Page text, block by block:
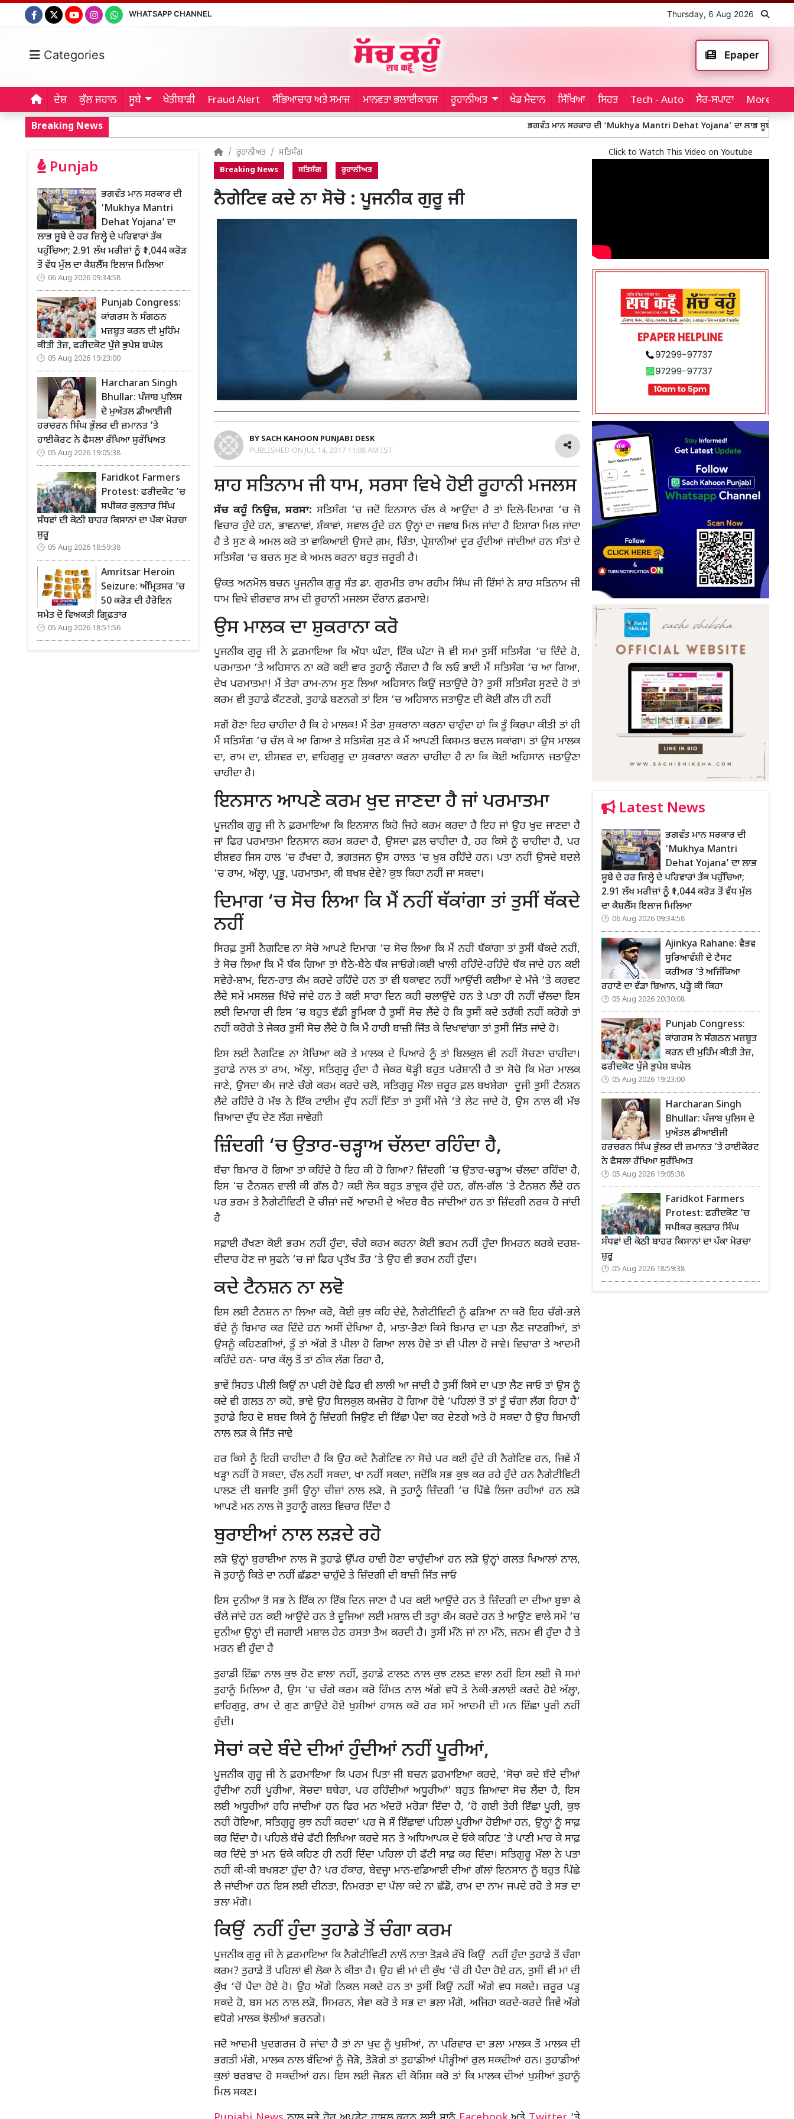
WHATSAPP CHANNEL Thursday, 6 Aug 2026
Categories Epaper
ਦੇਸ਼ ਕੁੱਲ ਜਹਾਨ ਸੂਬੇ ਖੇਤੀਬਾੜੀ Fraud Alert ਸੱਭਿਆਚਾਰ ਅਤੇ ਸਮਾਜ ਮਾਨਵਤਾ ਭਲਾਈਕਾਰਜ ਰੂਹਾਨੀਅਤ ਖੇਡ ਮੈਦਾਨ ਸਿੱਖਿਆ ਸਿਹਤ Tech - Auto ਸੈਰ-ਸਪਾਟਾ More...
Breaking News ਭਗਵੰਤ ਮਾਨ ਸਰਕਾਰ ਦੀ ‘Mukhya Mantri Dehat Yojana’ ਦਾ ਲਾਭ ਸੂਬੇ ਦੇ ਹਰ ਜ਼ਿਲ੍ਹੇ ਦੇ
Punjab
ਭਗਵੰਤ ਮਾਨ ਸਰਕਾਰ ਦੀ
‘Mukhya Mantri
Dehat Yojana’ ਦਾ
ਲਾਭ ਸੂਬੇ ਦੇ ਹਰ ਜ਼ਿਲ੍ਹੇ ਦੇ ਪਰਿਵਾਰਾਂ ਤੱਕ
ਪਹੁੰਚਿਆ; 2.91 ਲੱਖ ਮਰੀਜ਼ਾਂ ਨੂੰ ₹1,044 ਕਰੋੜ
ਤੋਂ ਵੱਧ ਮੁੱਲ ਦਾ ਕੈਸ਼ਲੈੱਸ ਇਲਾਜ ਮਿਲਿਆ
06 Aug 2026 09:34:58
Punjab Congress:
ਕਾਂਗਰਸ ਨੇ ਸੰਗਠਨ
ਮਜ਼ਬੂਤ ਕਰਨ ਦੀ ਮੁਹਿੰਮ
ਕੀਤੀ ਤੇਜ਼, ਫਰੀਦਕੋਟ ਪੁੱਜੇ ਭੁਪੇਸ਼ ਬਘੇਲ
05 Aug 2026 19:23:00
Harcharan Singh
Bhullar: ਪੰਜਾਬ ਪੁਲਿਸ
ਦੇ ਮੁਅੱਤਲ ਡੀਆਈਜੀ
ਹਰਚਰਨ ਸਿੰਘ ਭੁੱਲਰ ਦੀ ਜ਼ਮਾਨਤ ’ਤੇ
ਹਾਈਕੋਰਟ ਨੇ ਫੈਸਲਾ ਰੱਖਿਆ ਸੁਰੱਖਿਅਤ
05 Aug 2026 19:05:38
Faridkot Farmers
Protest: ਫਰੀਦਕੋਟ ’ਚ
ਸਪੀਕਰ ਕੁਲਤਾਰ ਸਿੰਘ
ਸੰਧਵਾਂ ਦੀ ਕੋਠੀ ਬਾਹਰ ਕਿਸਾਨਾਂ ਦਾ ਪੱਕਾ ਮੋਰਚਾ
ਸ਼ੁਰੂ
05 Aug 2026 18:59:38
Amritsar Heroin
Seizure: ਅੰਮ੍ਰਿਤਸਰ ’ਚ
50 ਕਰੋੜ ਦੀ ਹੈਰੋਇਨ
ਸਮੇਤ ਦੋ ਵਿਅਕਤੀ ਗ੍ਰਿਫ਼ਤਾਰ
05 Aug 2026 18:51:56
ਰੂਹਾਨੀਅਤ ਸਤਿਸੰਗ
Breaking News ਸਤਿਸੰਗ ਰੂਹਾਨੀਅਤ
ਨੈਗੇਟਿਵ ਕਦੇ ਨਾ ਸੋਚੋ : ਪੂਜਨੀਕ ਗੁਰੂ ਜੀ
BY SACH KAHOON PUNJABI DESK
PUBLISHED ON JUL 14, 2017 11:08 AM IST
ਸ਼ਾਹ ਸਤਿਨਾਮ ਜੀ ਧਾਮ, ਸਰਸਾ ਵਿਖੇ ਹੋਈ ਰੂਹਾਨੀ ਮਜਲਸ
ਸੱਚ ਕਹੂੰ ਨਿਊਜ਼, ਸਰਸਾ: ਸਤਿਸੰਗ ‘ਚ ਜਦੋਂ ਇਨਸਾਨ ਚੱਲ ਕੇ ਆਉਂਦਾ ਹੈ ਤਾਂ ਦਿਲੋ-ਦਿਮਾਗ ‘ਚ ਜੋ
ਵਿਚਾਰ ਹੁੰਦੇ ਹਨ, ਭਾਵਨਾਵਾਂ, ਸ਼ੰਕਾਵਾਂ, ਸਵਾਲ ਹੁੰਦੇ ਹਨ ਉਨ੍ਹਾਂ ਦਾ ਜਵਾਬ ਮਿਲ ਜਾਂਦਾ ਹੈ ਇਸ਼ਾਰਾ ਮਿਲ ਜਾਂਦਾ
ਹੈ ਤੇ ਸੁਣ ਕੇ ਅਮਲ ਕਰੋ ਤਾਂ ਵਾਕਿਆਈ ਉਸਦੇ ਗ਼ਮ, ਚਿੰਤਾ, ਪ੍ਰੇਸ਼ਾਨੀਆਂ ਦੂਰ ਹੁੰਦੀਆਂ ਜਾਂਦੀਆਂ ਹਨ ਸੰਤਾਂ ਦੇ
ਸਤਿਸੰਗ ‘ਚ ਬਚਨ ਸੁਣ ਕੇ ਅਮਲ ਕਰਨਾ ਬਹੁਤ ਜ਼ਰੂਰੀ ਹੈ।
ਉਕਤ ਅਨਮੋਲ ਬਚਨ ਪੂਜਨੀਕ ਗੁਰੂ ਸੰਤ ਡਾ. ਗੁਰਮੀਤ ਰਾਮ ਰਹੀਮ ਸਿੰਘ ਜੀ ਇੰਸਾਂ ਨੇ ਸ਼ਾਹ ਸਤਿਨਾਮ ਜੀ
ਧਾਮ ਵਿਖੇ ਵੀਰਵਾਰ ਸ਼ਾਮ ਦੀ ਰੂਹਾਨੀ ਮਜਲਸ ਦੌਰਾਨ ਫ਼ਰਮਾਏ।
ਉਸ ਮਾਲਕ ਦਾ ਸ਼ੁਕਰਾਨਾ ਕਰੋ
ਪੂਜਨੀਕ ਗੁਰੂ ਜੀ ਨੇ ਫ਼ਰਮਾਇਆ ਕਿ ਅੱਧਾ ਘੰਟਾ, ਇੱਕ ਘੰਟਾ ਜੋ ਵੀ ਸਮਾਂ ਤੁਸੀਂ ਸਤਿਸੰਗ ‘ਚ ਦਿੰਦੇ ਹੋ,
ਪਰਮਾਤਮਾ ‘ਤੇ ਅਹਿਸਾਨ ਨਾ ਕਰੋ ਕਈ ਵਾਰ ਤੁਹਾਨੂੰ ਲੱਗਦਾ ਹੈ ਕਿ ਲਓ ਭਾਈ ਮੈਂ ਸਤਿਸੰਗ ‘ਚ ਆ ਗਿਆ,
ਦੇਖ ਪਰਮਾਤਮਾ! ਮੈਂ ਤੇਰਾ ਰਾਮ-ਨਾਮ ਸੁਣ ਲਿਆ ਅਹਿਸਾਨ ਕਿਉਂ ਜਤਾਉਂਦੇ ਹੋ? ਤੁਸੀਂ ਸਤਿਸੰਗ ਸੁਣਦੇ ਹੋ ਤਾਂ
ਕਰਮ ਵੀ ਤੁਹਾਡੇ ਕੱਟਣਗੇ, ਤੁਹਾਡੇ ਬਣਨਗੇ ਤਾਂ ਇਸ ‘ਚ ਅਹਿਸਾਨ ਜਤਾਉਣ ਦੀ ਕੋਈ ਗੱਲ ਹੀ ਨਹੀਂ
ਸਗੋਂ ਹੋਣਾ ਇਹ ਚਾਹੀਦਾ ਹੈ ਕਿ ਹੇ ਮਾਲਕ! ਮੈਂ ਤੇਰਾ ਸ਼ੁਕਰਾਨਾ ਕਰਨਾ ਚਾਹੁੰਦਾ ਹਾਂ ਕਿ ਤੂੰ ਕਿਰਪਾ ਕੀਤੀ ਤਾਂ ਹੀ
ਮੈਂ ਸਤਿਸੰਗ ‘ਚ ਚੱਲ ਕੇ ਆ ਗਿਆ ਤੇ ਸਤਿਸੰਗ ਸੁਣ ਕੇ ਮੈਂ ਆਪਣੀ ਕਿਸਮਤ ਬਦਲ ਸਕਾਂਗਾ। ਤਾਂ ਉਸ ਮਾਲਕ
ਦਾ, ਰਾਮ ਦਾ, ਈਸ਼ਵਰ ਦਾ, ਵਾਹਿਗੁਰੂ ਦਾ ਸ਼ੁਕਰਾਨਾ ਕਰਨਾ ਚਾਹੀਦਾ ਹੈ ਨਾ ਕਿ ਕੋਈ ਅਹਿਸਾਨ ਜਤਾਉਣਾ
ਚਾਹੀਦਾ ਹੈ।
ਇਨਸਾਨ ਆਪਣੇ ਕਰਮ ਖੁਦ ਜਾਣਦਾ ਹੈ ਜਾਂ ਪਰਮਾਤਮਾ
ਪੂਜਨੀਕ ਗੁਰੂ ਜੀ ਨੇ ਫ਼ਰਮਾਇਆ ਕਿ ਇਨਸਾਨ ਕਿਹੋ ਜਿਹੇ ਕਰਮ ਕਰਦਾ ਹੈ ਇਹ ਜਾਂ ਉਹ ਖੁਦ ਜਾਣਦਾ ਹੈ
ਜਾਂ ਫਿਰ ਪਰਮਾਤਮਾ ਇਨਸਾਨ ਕਰਮ ਕਰਦਾ ਹੈ, ਉਸਦਾ ਫ਼ਲ ਚਾਹੀਦਾ ਹੈ, ਹਰ ਕਿਸੇ ਨੂੰ ਚਾਹੀਦਾ ਹੈ, ਪਰ
ਈਸ਼ਵਰ ਜਿਸ ਹਾਲ ‘ਚ ਰੱਖਦਾ ਹੈ, ਭਗਤਜਨ ਉਸ ਹਾਲਤ ‘ਚ ਖੁਸ਼ ਰਹਿੰਦੇ ਹਨ। ਪਤਾ ਨਹੀਂ ਉਸਦੇ ਬਦਲੇ
‘ਚ ਰਾਮ, ਅੱਲ੍ਹਾ, ਪ੍ਰਭੂ, ਪਰਮਾਤਮਾ, ਕੀ ਬਖਸ਼ ਦੇਵੇ? ਕੁਝ ਕਿਹਾ ਨਹੀਂ ਜਾ ਸਕਦਾ।
ਦਿਮਾਗ ‘ਚ ਸੋਚ ਲਿਆ ਕਿ ਮੈਂ ਨਹੀਂ ਥੱਕਾਂਗਾ ਤਾਂ ਤੁਸੀਂ ਥੱਕਦੇ
ਨਹੀਂ
ਸਿਰਫ਼ ਤੁਸੀਂ ਨੈਗਟਿਵ ਨਾ ਸੋਚੋ ਆਪਣੇ ਦਿਮਾਗ ‘ਚ ਸੋਚ ਲਿਆ ਕਿ ਮੈਂ ਨਹੀਂ ਥੱਕਾਂਗਾ ਤਾਂ ਤੁਸੀਂ ਥੱਕਦੇ ਨਹੀਂ,
ਤੇ ਸੋਚ ਲਿਆ ਕਿ ਮੈਂ ਥੱਕ ਗਿਆ ਤਾਂ ਬੈਠੇ-ਬੈਠੇ ਥੱਕ ਜਾਓਗੇ।ਕਈ ਖਾਲੀ ਰਹਿੰਦੇ-ਰਹਿੰਦੇ ਥੱਕ ਜਾਂਦੇ ਹਨ ਕਈ
ਸਵੇਰੇ-ਸ਼ਾਮ, ਦਿਨ-ਰਾਤ ਕੰਮ ਕਰਦੇ ਰਹਿੰਦੇ ਹਨ ਤਾਂ ਵੀ ਥਕਾਵਟ ਨਹੀਂ ਆਉਂਦੀ ਕਈਆਂ ਦੇ ਮੰਜੇ ‘ਤੇ ਕਰਵਟ
ਲੈਂਦੇ ਸਮੇਂ ਮਸਲਜ਼ ਖਿੱਚੇ ਜਾਂਦੇ ਹਨ ਤੇ ਕਈ ਸਾਰਾ ਦਿਨ ਕਹੀ ਚਲਾਉਂਦੇ ਹਨ ਤੇ ਪਤਾ ਹੀ ਨਹੀਂ ਚੱਲਦਾ ਇਸ
ਲਈ ਦਿਮਾਗ ਦੀ ਇਸ ‘ਚ ਬਹੁਤ ਵੱਡੀ ਭੂਮਿਕਾ ਹੈ ਤੁਸੀਂ ਸੋਚ ਲੈਂਦੇ ਹੋ ਕਿ ਤੁਸੀਂ ਕਦੇ ਤਰੱਕੀ ਨਹੀਂ ਕਰੋਗੇ ਤਾਂ
ਨਹੀਂ ਕਰੋਗੇ ਤੇ ਜੇਕਰ ਤੁਸੀਂ ਸੋਚ ਲੈਂਦੇ ਹੋ ਕਿ ਮੈਂ ਹਾਰੀ ਬਾਜ਼ੀ ਜਿੱਤ ਕੇ ਦਿਖਾਵਾਂਗਾ ਤਾਂ ਤੁਸੀਂ ਜਿੱਤ ਜਾਂਦੇ ਹੋ।
ਇਸ ਲਈ ਨੈਗਟਿਵ ਨਾ ਸੋਚਿਆ ਕਰੋ ਤੇ ਮਾਲਕ ਦੇ ਪਿਆਰੇ ਨੂੰ ਤਾਂ ਬਿਲਕੁਲ ਵੀ ਨਹੀਂ ਸੋਚਣਾ ਚਾਹੀਦਾ।
ਤੁਹਾਡੇ ਨਾਲ ਤਾਂ ਰਾਮ, ਅੱਲ੍ਹਾ, ਸਤਿਗੁਰੂ ਹੁੰਦਾ ਹੈ ਜੇਕਰ ਥੋੜ੍ਹੀ ਬਹੁਤ ਪਰੇਸ਼ਾਨੀ ਹੈ ਤਾਂ ਸੋਚੋ ਕਿ ਮੇਰਾ ਮਾਲਕ
ਜਾਣੇ, ਉਸਦਾ ਕੰਮ ਜਾਣੇ ਚੰਗੇ ਕਰਮ ਕਰਦੇ ਚਲੋ, ਸਤਿਗੁਰੂ ਮੌਲਾ ਜ਼ਰੂਰ ਫ਼ਲ ਬਖਸ਼ੇਗਾ ਦੂਜੀ ਤੁਸੀਂ ਟੈਨਸ਼ਨ
ਲੈਂਦੇ ਰਹਿੰਦੇ ਹੋ ਮੱਝ ਨੇ ਇੱਕ ਟਾਈਮ ਦੁੱਧ ਨਹੀਂ ਦਿੱਤਾ ਤਾਂ ਤੁਸੀਂ ਮੰਜੇ ‘ਤੇ ਲੇਟ ਜਾਂਦੇ ਹੋ, ਉਸ ਨਾਲ ਕੀ ਮੱਝ
ਜ਼ਿਆਦਾ ਦੁੱਧ ਦੇਣ ਲੱਗ ਜਾਵੇਗੀ
ਜ਼ਿੰਦਗੀ ‘ਚ ਉਤਾਰ-ਚੜ੍ਹਾਅ ਚੱਲਦਾ ਰਹਿੰਦਾ ਹੈ,
ਬੱਚਾ ਬਿਮਾਰ ਹੋ ਗਿਆ ਤਾਂ ਕਹਿੰਦੇ ਹੋ ਇਹ ਕੀ ਹੋ ਗਿਆ? ਜ਼ਿੰਦਗੀ ‘ਚ ਉਤਾਰ-ਚੜ੍ਹਾਅ ਚੱਲਦਾ ਰਹਿੰਦਾ ਹੈ,
ਇਸ ‘ਚ ਟੈਨਸ਼ਨ ਵਾਲੀ ਕੀ ਗੱਲ ਹੈ? ਕਈ ਲੋਕ ਬਹੁਤ ਭਾਵੁਕ ਹੁੰਦੇ ਹਨ, ਗੱਲ-ਗੱਲ ‘ਤੇ ਟੈਨਸ਼ਨ ਲੈਂਦੇ ਹਨ
ਪਰ ਭਰਮ ਤੇ ਨੈਗੇਟੀਵਿਟੀ ਦੋ ਚੀਜ਼ਾਂ ਜਦੋਂ ਆਦਮੀ ਦੇ ਅੰਦਰ ਬੈਠ ਜਾਂਦੀਆਂ ਹਨ ਤਾਂ ਜ਼ਿੰਦਗੀ ਨਰਕ ਹੋ ਜਾਂਦੀ
ਹੈ
ਸਫ਼ਾਈ ਰੱਖਣਾ ਕੋਈ ਭਰਮ ਨਹੀਂ ਹੁੰਦਾ, ਚੰਗੇ ਕਰਮ ਕਰਨਾ ਕੋਈ ਭਰਮ ਨਹੀਂ ਹੁੰਦਾ ਸਿਮਰਨ ਕਰਕੇ ਦਰਸ਼-
ਦੀਦਾਰ ਹੋਣ ਜਾਂ ਸੁਫਨੇ ‘ਚ ਜਾਂ ਫਿਰ ਪ੍ਰਤੱਖ ਤੌਰ ‘ਤੇ ਉਹ ਵੀ ਭਰਮ ਨਹੀਂ ਹੁੰਦਾ।
ਕਦੇ ਟੈਨਸ਼ਨ ਨਾ ਲਵੋ
ਇਸ ਲਈ ਟੈਨਸ਼ਨ ਨਾ ਲਿਆ ਕਰੋ, ਕੋਈ ਕੁਝ ਕਹਿ ਦੇਵੇ, ਨੈਗੇਟੀਵਿਟੀ ਨੂੰ ਫੜਿਆ ਨਾ ਕਰੋ ਇਹ ਚੰਗੇ-ਭਲੇ
ਬੰਦੇ ਨੂੰ ਬਿਮਾਰ ਕਰ ਦਿੰਦੇ ਹਨ ਅਸੀਂ ਦੇਖਿਆ ਹੈ, ਮਾਤਾ-ਭੈਣਾਂ ਕਿਸੇ ਬਿਮਾਰ ਦਾ ਪਤਾ ਲੈਣ ਜਾਣਗੀਆਂ, ਤਾਂ
ਉਸਨੂੰ ਕਹਿਣਗੀਆਂ, ਤੂੰ ਤਾਂ ਅੱਗੇ ਤੋਂ ਪੀਲਾ ਹੋ ਗਿਆ ਲਾਲ ਹੋਵੇ ਤਾਂ ਵੀ ਪੀਲਾ ਹੋ ਜਾਵੇ। ਵਿਚਾਰਾ ਤੇ ਆਦਮੀ
ਕਹਿੰਦੇ ਹਨ- ਯਾਰ ਕੱਲ੍ਹ ਤੋਂ ਤਾਂ ਠੀਕ ਲੱਗ ਰਿਹਾ ਹੈ,
ਭਾਵੇਂ ਸਿਹਤ ਪੀਲੀ ਕਿਉਂ ਨਾ ਪਈ ਹੋਵੇ ਫਿਰ ਵੀ ਲਾਲੀ ਆ ਜਾਂਦੀ ਹੈ ਤੁਸੀਂ ਕਿਸੇ ਦਾ ਪਤਾ ਲੈਣ ਜਾਓ ਤਾਂ ਉਸ ਨੂੰ
ਕਦੇ ਵੀ ਗਲਤ ਨਾ ਕਹੋ, ਭਾਵੇ ਉਹ ਬਿਲਕੁਲ ਕਮਜ਼ੋਰ ਹੋ ਗਿਆ ਹੋਵੇ ‘ਪਹਿਲਾਂ ਤੋਂ ਤਾਂ ਤੂੰ ਚੰਗਾ ਲੱਗ ਰਿਹਾ ਹੈ’
ਤੁਹਾਡੇ ਇਹ ਦੋ ਸ਼ਬਦ ਕਿਸੇ ਨੂੰ ਜ਼ਿੰਦਗੀ ਜਿਉਣ ਦੀ ਇੱਛਾ ਪੈਦਾ ਕਰ ਦੇਣਗੇ ਅਤੇ ਹੋ ਸਕਦਾ ਹੈ ਉਹ ਬਿਮਾਰੀ
ਨਾਲ ਲੜ ਕੇ ਜਿੱਤ ਜਾਵੇ
ਹਰ ਕਿਸੇ ਨੂੰ ਇਹੀ ਚਾਹੀਦਾ ਹੈ ਕਿ ਉਹ ਕਦੇ ਨੈਗੇਟਿਵ ਨਾ ਸੋਚੇ ਪਰ ਕਈ ਹੁੰਦੇ ਹੀ ਨੈਗੇਟਿਵ ਹਨ, ਜਿਵੇਂ ਮੈਂ
ਖੜ੍ਹਾ ਨਹੀਂ ਹੋ ਸਕਦਾ, ਚੱਲ ਨਹੀਂ ਸਕਦਾ, ਖਾ ਨਹੀਂ ਸਕਦਾ, ਜਦੋਂਕਿ ਸਭ ਕੁਝ ਕਰ ਰਹੇ ਹੁੰਦੇ ਹਨ ਨੈਗੇਟੀਵਿਟੀ
ਪਾਲਣ ਦੀ ਬਜਾਇ ਤੁਸੀਂ ਉਨ੍ਹਾਂ ਚੀਜ਼ਾਂ ਨਾਲ ਲੜੋ, ਜੋ ਤੁਹਾਨੂੰ ਜ਼ਿੰਦਗੀ ‘ਚ ਪਿੱਛੇ ਲਿਜਾ ਰਹੀਆਂ ਹਨ ਲੜੋ
ਆਪਣੇ ਮਨ ਨਾਲ ਜੋ ਤੁਹਾਨੂੰ ਗਲਤ ਵਿਚਾਰ ਦਿੰਦਾ ਹੈ
ਬੁਰਾਈਆਂ ਨਾਲ ਲੜਦੇ ਰਹੋ
ਲੜੋ ਉਨ੍ਹਾਂ ਬੁਰਾਈਆਂ ਨਾਲ ਜੋ ਤੁਹਾਡੇ ਉੱਪਰ ਹਾਵੀ ਹੋਣਾ ਚਾਹੁੰਦੀਆਂ ਹਨ ਲੜੋ ਉਨ੍ਹਾਂ ਗਲਤ ਖਿਆਲਾਂ ਨਾਲ,
ਜੋ ਤੁਹਾਨੂੰ ਕਿਤੇ ਦਾ ਨਹੀਂ ਛੱਡਣਾ ਚਾਹੁੰਦੇ ਤੇ ਜ਼ਿੰਦਗੀ ਦੀ ਬਾਜ਼ੀ ਜਿੱਤ ਜਾਓ
ਇਸ ਦੁਨੀਆ ਤੋਂ ਸਭ ਨੇ ਇੱਕ ਨਾ ਇੱਕ ਦਿਨ ਜਾਣਾ ਹੈ ਪਰ ਕਈ ਆਉਂਦੇ ਹਨ ਤੇ ਜ਼ਿੰਦਗੀ ਦਾ ਦੀਆ ਬੁਝਾ ਕੇ
ਚੱਲੇ ਜਾਂਦੇ ਹਨ ਕਈ ਆਉਂਦੇ ਹਨ ਤੇ ਦੂਜਿਆਂ ਲਈ ਮਸ਼ਾਲ ਦੀ ਤਰ੍ਹਾਂ ਕੰਮ ਕਰਦੇ ਹਨ ਤੇ ਆਉਣ ਵਾਲੇ ਸਮੇਂ ‘ਚ
ਦੁਨੀਆ ਉਨ੍ਹਾਂ ਦੀ ਜਗਾਈ ਮਸ਼ਾਲ ਹੇਠ ਰਸਤਾ ਤੈਅ ਕਰਦੀ ਹੈ। ਤੁਸੀਂ ਮੰਨੋ ਜਾਂ ਨਾ ਮੰਨੋ, ਜਨਮ ਵੀ ਹੁੰਦਾ ਹੈ ਤੇ
ਮਰਨ ਵੀ ਹੁੰਦਾ ਹੈ
ਤੁਹਾਡੀ ਇੱਛਾ ਨਾਲ ਕੁਝ ਹੋਣ ਵਾਲਾ ਨਹੀਂ, ਤੁਹਾਡੇ ਟਾਲਣ ਨਾਲ ਕੁਝ ਟਲਣ ਵਾਲਾ ਨਹੀਂ ਇਸ ਲਈ ਜੋ ਸਮਾਂ
ਤੁਹਾਨੂੰ ਮਿਲਿਆ ਹੈ, ਉਸ ‘ਚ ਚੰਗੇ ਕਰਮ ਕਰੋ ਹਿੰਮਤ ਨਾਲ ਅੱਗੇ ਵਧੋ ਤੇ ਨੇਕੀ-ਭਲਾਈ ਕਰਦੇ ਹੋਏ ਅੱਲ੍ਹਾ,
ਵਾਹਿਗੁਰੂ, ਰਾਮ ਦੇ ਗੁਣ ਗਾਉਂਦੇ ਹੋਏ ਖੁਸ਼ੀਆਂ ਹਾਸਲ ਕਰੋ ਹਰ ਸਮੇਂ ਆਦਮੀ ਦੀ ਮਨ ਇੱਛਾ ਪੂਰੀ ਨਹੀਂ
ਹੁੰਦੀ।
ਸੋਚਾਂ ਕਦੇ ਬੰਦੇ ਦੀਆਂ ਹੁੰਦੀਆਂ ਨਹੀਂ ਪੂਰੀਆਂ,
ਪੂਜਨੀਕ ਗੁਰੂ ਜੀ ਨੇ ਫ਼ਰਮਾਇਆ ਕਿ ਪਰਮ ਪਿਤਾ ਜੀ ਬਚਨ ਫ਼ਰਮਾਇਆ ਕਰਦੇ, ‘ਸੋਚਾਂ ਕਦੇ ਬੰਦੇ ਦੀਆਂ
ਹੁੰਦੀਆਂ ਨਹੀਂ ਪੂਰੀਆਂ, ਸੋਚਦਾ ਬਥੇਰਾ, ਪਰ ਰਹਿੰਦੀਆਂ ਅਧੂਰੀਆਂ’ ਬਹੁਤ ਜ਼ਿਆਦਾ ਸੋਚ ਲੈਂਦਾ ਹੈ, ਇਸ
ਲਈ ਅਧੂਰੀਆਂ ਰਹਿ ਜਾਂਦੀਆਂ ਹਨ ਫਿਰ ਮਨ ਅੰਦਰੋਂ ਮਰੋੜਾ ਦਿੰਦਾ ਹੈ, ‘ਹੋ ਗਈ ਤੇਰੀ ਇੱਛਾ ਪੂਰੀ, ਕੁਝ
ਨਹੀਂ ਹੋਇਆ, ਸਤਿਗੁਰੂ ਕੁਝ ਨਹੀਂ ਕਰਦਾ’ ਪਰ ਜੋ ਸੌ ਇੱਛਾਵਾਂ ਪਹਿਲਾਂ ਪੂਰੀਆਂ ਹੋਈਆਂ ਹਨ, ਉਨ੍ਹਾਂ ਨੂੰ ਸਾਫ਼
ਕਰ ਦਿੰਦਾ ਹੈ। ਪਹਿਲੇ ਬੱਚੇ ਫੱਟੀ ਲਿਖਿਆ ਕਰਦੇ ਸਨ ਤੇ ਅਧਿਆਪਕ ਦੇ ਓਕੇ ਕਹਿਣ ‘ਤੇ ਪਾਣੀ ਮਾਰ ਕੇ ਸਾਫ਼
ਕਰ ਦਿੰਦੇ ਤਾਂ ਮਨ ਓਕੇ ਕਹਿਣ ਹੀ ਨਹੀਂ ਦਿੰਦਾ ਪਹਿਲਾਂ ਹੀ ਫੱਟੀ ਸਾਫ਼ ਕਰ ਦਿੰਦਾ। ਸਤਿਗੁਰੂ ਮੌਲਾ ਨੇ ਪਤਾ
ਨਹੀਂ ਕੀ-ਕੀ ਬਖਸ਼ਣਾ ਹੁੰਦਾ ਹੈ? ਪਰ ਹੰਕਾਰ, ਬੇਵਜ੍ਹਾ ਮਾਨ-ਵਡਿਆਈ ਦੀਆਂ ਗੱਲਾਂ ਇਨਸਾਨ ਨੂੰ ਬਹੁਤ ਪਿੱਛੇ
ਲੈ ਜਾਂਦੀਆਂ ਹਨ ਇਸ ਲਈ ਦੀਨਤਾ, ਨਿਮਰਤਾ ਦਾ ਪੱਲਾ ਕਦੇ ਨਾ ਛੱਡੋ, ਰਾਮ ਦਾ ਨਾਮ ਜਪਦੇ ਰਹੋ ਤੇ ਸਭ ਦਾ
ਭਲਾ ਮੰਗੋ।
ਕਿਉਂ ਨਹੀਂ ਹੁੰਦਾ ਤੁਹਾਡੇ ਤੋਂ ਚੰਗਾ ਕਰਮ
ਪੂਜਨੀਕ ਗੁਰੂ ਜੀ ਨੇ ਫ਼ਰਮਾਇਆ ਕਿ ਨੈਗੇਟੀਵਿਟੀ ਨਾਲੋਂ ਨਾਤਾ ਤੋੜਕੇ ਰੱਖੋ ਕਿਉਂ ਨਹੀਂ ਹੁੰਦਾ ਤੁਹਾਡੇ ਤੋਂ ਚੰਗਾ
ਕਰਮ? ਤੁਹਾਡੇ ਤੋਂ ਪਹਿਲਾਂ ਵੀ ਲੋਕਾਂ ਨੇ ਕੀਤਾ ਹੈ। ਉਹ ਵੀ ਮਾਂ ਦੀ ਕੁੱਖ ‘ਚੋਂ ਹੀ ਪੈਦਾ ਹੋਏ ਹਨ, ਤੁਸੀਂ ਵੀ ਮਾਂ ਦੀ
ਕੁੱਖ ‘ਚੋਂ ਪੈਦਾ ਹੋਏ ਹੋ। ਉਹ ਅੱਗੇ ਨਿਕਲ ਸਕਦੇ ਹਨ ਤਾਂ ਤੁਸੀਂ ਕਿਉਂ ਨਹੀਂ ਅੱਗੇ ਵਧ ਸਕਦੇ। ਜ਼ਰੂਰ ਪੜ੍ਹ
ਸਕਦੇ ਹੋ, ਬਸ ਮਨ ਨਾਲ ਲੜੋ, ਸਿਮਰਨ, ਸੇਵਾ ਕਰੋ ਤੇ ਸਭ ਦਾ ਭਲਾ ਮੰਗੋ, ਅਜਿਹਾ ਕਰਦੇ-ਕਰਦੇ ਜਿਵੇਂ ਅੱਗੇ
ਵਧੋਗੇ ਮਾਲਕ ਝੋਲੀਆਂ ਭਰਨਗੇ।
ਜਦੋਂ ਆਦਮੀ ਖੁਦਗਰਜ਼ ਹੋ ਜਾਂਦਾ ਹੈ ਤਾਂ ਨਾ ਖੁਦ ਨੂੰ ਖੁਸ਼ੀਆਂ, ਨਾ ਪਰਿਵਾਰ ਦਾ ਭਲਾ ਮਾਲਕ ਤੋਂ ਮਾਲਕ ਦੀ
ਭਗਤੀ ਮੰਗੋ, ਮਾਲਕ ਨਾਲ ਬੰਦਿਆਂ ਨੂੰ ਜੋੜੋ, ਤੋੜੋਗੇ ਤਾਂ ਤੁਹਾਡੀਆਂ ਪੀੜ੍ਹੀਆਂ ਰੁਲ ਸਕਦੀਆਂ ਹਨ। ਤੁਹਾਡੀਆਂ
ਕੁਲਾਂ ਬਰਬਾਦ ਹੋ ਸਕਦੀਆਂ ਹਨ। ਇਸ ਲਈ ਜੋੜਨ ਦੀ ਕੋਸ਼ਿਸ਼ ਕਰੋ ਤਾਂ ਕਿ ਮਾਲਕ ਦੀਆਂ ਖੁਸ਼ੀਆਂ ਤੁਹਾਨੂੰ
ਮਿਲ ਸਕਣ।
Click to Watch This Video on Youtube
Latest News
ਭਗਵੰਤ ਮਾਨ ਸਰਕਾਰ ਦੀ
‘Mukhya Mantri
Dehat Yojana’ ਦਾ ਲਾਭ
ਸੂਬੇ ਦੇ ਹਰ ਜ਼ਿਲ੍ਹੇ ਦੇ ਪਰਿਵਾਰਾਂ ਤੱਕ ਪਹੁੰਚਿਆ;
2.91 ਲੱਖ ਮਰੀਜ਼ਾਂ ਨੂੰ ₹1,044 ਕਰੋੜ ਤੋਂ ਵੱਧ ਮੁੱਲ
ਦਾ ਕੈਸ਼ਲੈੱਸ ਇਲਾਜ ਮਿਲਿਆ
06 Aug 2026 09:34:58
Ajinkya Rahane: ਵੈਭਵ
ਸੂਰਿਆਵੰਸ਼ੀ ਦੇ ਟੈਸਟ
ਕਰੀਅਰ ’ਤੇ ਅਜਿੰਕਿਆ
ਰਹਾਣੇ ਦਾ ਵੱਡਾ ਬਿਆਨ, ਪੜ੍ਹੋ ਕੀ ਕਿਹਾ
05 Aug 2026 20:30:08
Punjab Congress:
ਕਾਂਗਰਸ ਨੇ ਸੰਗਠਨ ਮਜ਼ਬੂਤ
ਕਰਨ ਦੀ ਮੁਹਿੰਮ ਕੀਤੀ ਤੇਜ਼,
ਫਰੀਦਕੋਟ ਪੁੱਜੇ ਭੁਪੇਸ਼ ਬਘੇਲ
05 Aug 2026 19:23:00
Harcharan Singh
Bhullar: ਪੰਜਾਬ ਪੁਲਿਸ ਦੇ
ਮੁਅੱਤਲ ਡੀਆਈਜੀ
ਹਰਚਰਨ ਸਿੰਘ ਭੁੱਲਰ ਦੀ ਜ਼ਮਾਨਤ ’ਤੇ ਹਾਈਕੋਰਟ
ਨੇ ਫੈਸਲਾ ਰੱਖਿਆ ਸੁਰੱਖਿਅਤ
05 Aug 2026 19:05:38
Faridkot Farmers
Protest: ਫਰੀਦਕੋਟ ’ਚ
ਸਪੀਕਰ ਕੁਲਤਾਰ ਸਿੰਘ
ਸੰਧਵਾਂ ਦੀ ਕੋਠੀ ਬਾਹਰ ਕਿਸਾਨਾਂ ਦਾ ਪੱਕਾ ਮੋਰਚਾ
ਸ਼ੁਰੂ
05 Aug 2026 18:59:38